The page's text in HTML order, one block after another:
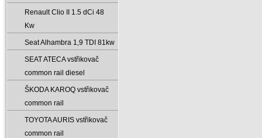
Renault Clio II 1.5 dCi 48
Kw
Seat Alhambra 1‚9 TDI 81kw
SEAT ATECA vstřikovač
common rail diesel
ŠKODA KAROQ vstřikovač
common rail
TOYOTA AURIS vstřikovač
common rail